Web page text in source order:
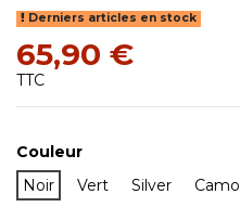
Derniers articles en stock
65,90 €
TTC
Couleur
Noir
Vert Silver